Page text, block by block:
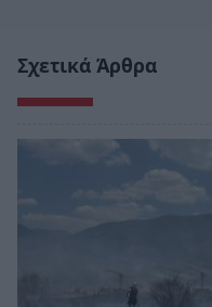
Σχετικά Άρθρα